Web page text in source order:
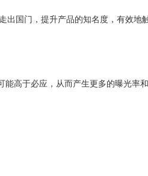
国门，提升产品的知名度，有效地
高于必应，从而产生更多的曝光率和